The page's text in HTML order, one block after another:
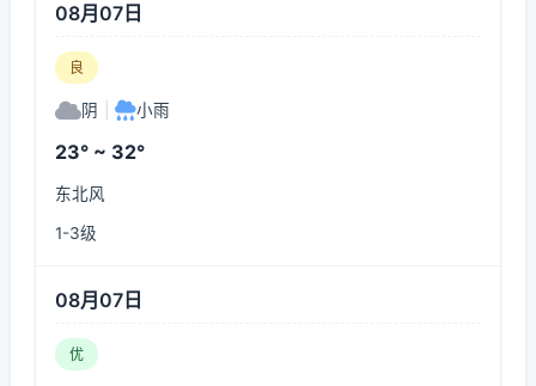
08月07日
良
阴 小雨
23° ~ 32°
东北风
1-3级
08月07日
优